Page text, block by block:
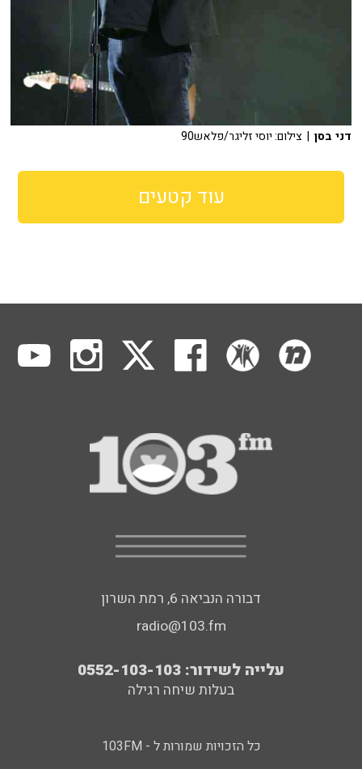
דני בסן | צילום: יוסי זליגר/פלאש90
עוד קטעים
דבורה הנביאה 6, רמת השרון
radio@103.fm
עלייה לשידור: 0552-103-103
בעלות שיחה רגילה
כל הזכויות שמורות ל - 103FM